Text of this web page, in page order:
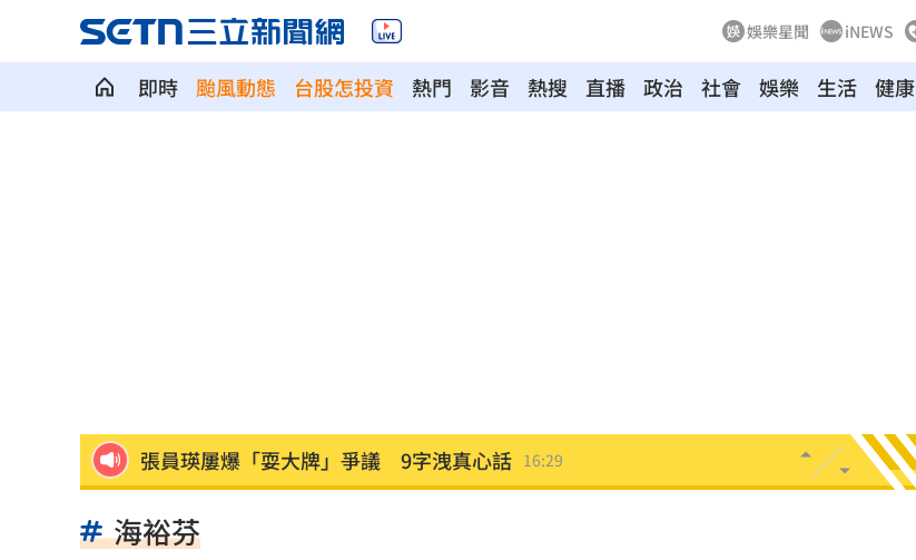
娛樂星聞 iNEWS
即時 颱風動態 台股怎投資 熱門 影音 熱搜 直播 政治 社會 娛樂 生活 健康
張員瑛屢爆「耍大牌」爭議 9字洩真心話 16:29
海裕芬